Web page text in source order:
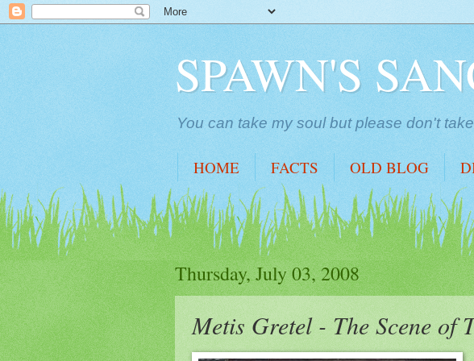
SPAWN'S
You can take my soul but please don't
HOME FACTS OLD BLOG
Thursday, July 03, 2008
Metis Gretel - The Scene of